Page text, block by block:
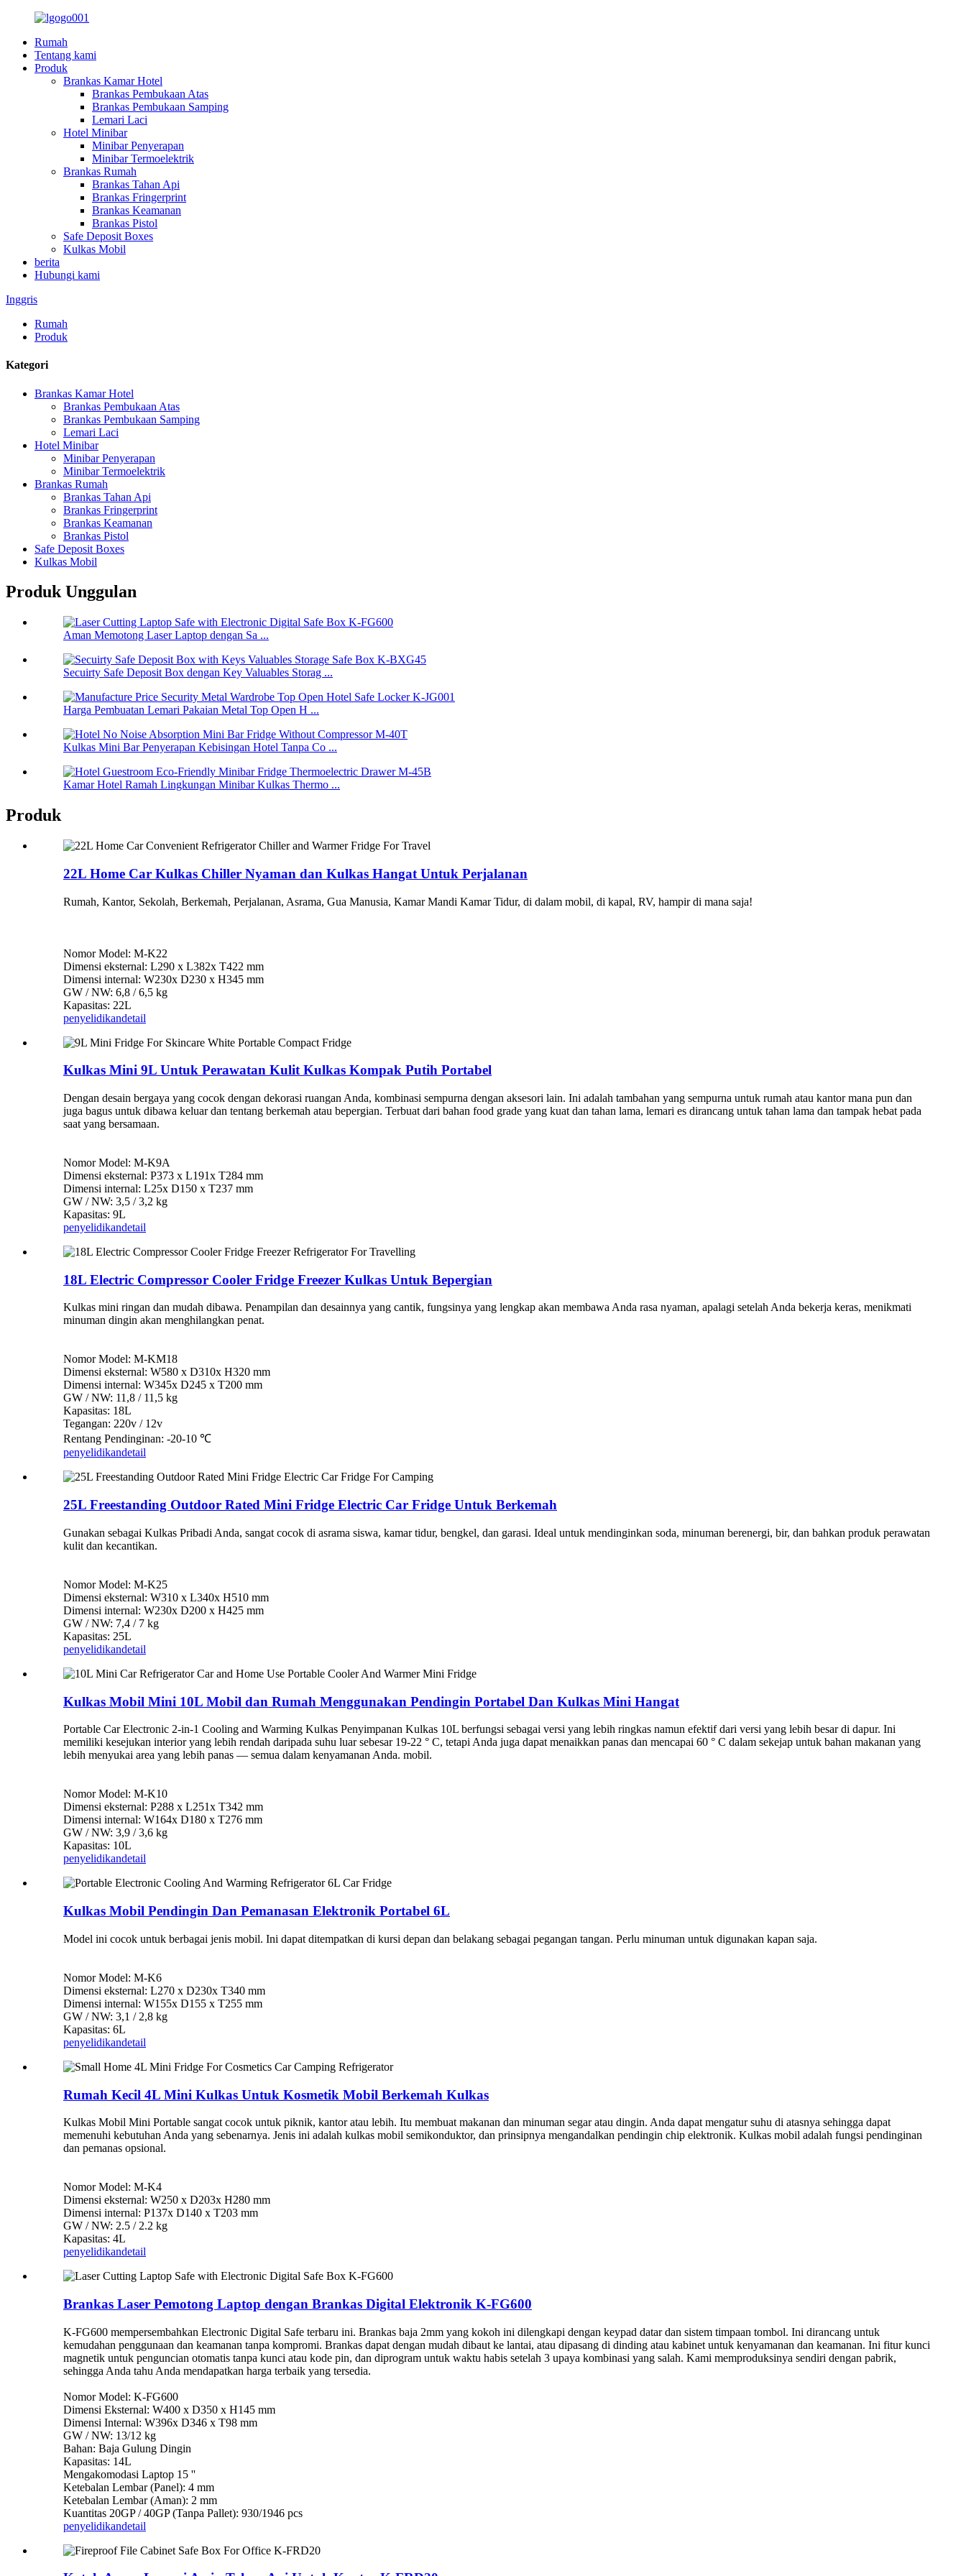
Rumah
Tentang kami
Produk
Brankas Kamar Hotel
Brankas Pembukaan Atas
Brankas Pembukaan Samping
Lemari Laci
Hotel Minibar
Minibar Penyerapan
Minibar Termoelektrik
Brankas Rumah
Brankas Tahan Api
Brankas Fringerprint
Brankas Keamanan
Brankas Pistol
Safe Deposit Boxes
Kulkas Mobil
berita
Hubungi kami
Inggris
Rumah
Produk
Kategori
Brankas Kamar Hotel
Brankas Pembukaan Atas
Brankas Pembukaan Samping
Lemari Laci
Hotel Minibar
Minibar Penyerapan
Minibar Termoelektrik
Brankas Rumah
Brankas Tahan Api
Brankas Fringerprint
Brankas Keamanan
Brankas Pistol
Safe Deposit Boxes
Kulkas Mobil
Produk Unggulan
Aman Memotong Laser Laptop dengan Sa ...
Secuirty Safe Deposit Box dengan Key Valuables Storag ...
Harga Pembuatan Lemari Pakaian Metal Top Open H ...
Kulkas Mini Bar Penyerapan Kebisingan Hotel Tanpa Co ...
Kamar Hotel Ramah Lingkungan Minibar Kulkas Thermo ...
Produk
22L Home Car Kulkas Chiller Nyaman dan Kulkas Hangat Untuk Perjalanan
Rumah, Kantor, Sekolah, Berkemah, Perjalanan, Asrama, Gua Manusia, Kamar Mandi Kamar Tidur, di dalam mobil, di kapal, RV, hampir di mana saja!
Nomor Model: M-K22
Dimensi eksternal: L290 x L382x T422 mm
Dimensi internal: W230x D230 x H345 mm
GW / NW: 6,8 / 6,5 kg
Kapasitas: 22L
penyelidikandetail
Kulkas Mini 9L Untuk Perawatan Kulit Kulkas Kompak Putih Portabel
Dengan desain bergaya yang cocok dengan dekorasi ruangan Anda, kombinasi sempurna dengan aksesori lain. Ini adalah tambahan yang sempurna untuk rumah atau kantor mana pun dan
juga bagus untuk dibawa keluar dan tentang berkemah atau bepergian. Terbuat dari bahan food grade yang kuat dan tahan lama, lemari es dirancang untuk tahan lama dan tampak hebat pada
saat yang bersamaan.
Nomor Model: M-K9A
Dimensi eksternal: P373 x L191x T284 mm
Dimensi internal: L25x D150 x T237 mm
GW / NW: 3,5 / 3,2 kg
Kapasitas: 9L
penyelidikandetail
18L Electric Compressor Cooler Fridge Freezer Kulkas Untuk Bepergian
Kulkas mini ringan dan mudah dibawa. Penampilan dan desainnya yang cantik, fungsinya yang lengkap akan membawa Anda rasa nyaman, apalagi setelah Anda bekerja keras, menikmati
minuman dingin akan menghilangkan penat.
Nomor Model: M-KM18
Dimensi eksternal: W580 x D310x H320 mm
Dimensi internal: W345x D245 x T200 mm
GW / NW: 11,8 / 11,5 kg
Kapasitas: 18L
Tegangan: 220v / 12v
Rentang Pendinginan: -20-10 ℃
penyelidikandetail
25L Freestanding Outdoor Rated Mini Fridge Electric Car Fridge Untuk Berkemah
Gunakan sebagai Kulkas Pribadi Anda, sangat cocok di asrama siswa, kamar tidur, bengkel, dan garasi. Ideal untuk mendinginkan soda, minuman berenergi, bir, dan bahkan produk perawatan
kulit dan kecantikan.
Nomor Model: M-K25
Dimensi eksternal: W310 x L340x H510 mm
Dimensi internal: W230x D200 x H425 mm
GW / NW: 7,4 / 7 kg
Kapasitas: 25L
penyelidikandetail
Kulkas Mobil Mini 10L Mobil dan Rumah Menggunakan Pendingin Portabel Dan Kulkas Mini Hangat
Portable Car Electronic 2-in-1 Cooling and Warming Kulkas Penyimpanan Kulkas 10L berfungsi sebagai versi yang lebih ringkas namun efektif dari versi yang lebih besar di dapur. Ini
memiliki kesejukan interior yang lebih rendah daripada suhu luar sebesar 19-22 ° C, tetapi Anda juga dapat menaikkan panas dan mencapai 60 ° C dalam sekejap untuk bahan makanan yang
lebih menyukai area yang lebih panas — semua dalam kenyamanan Anda. mobil.
Nomor Model: M-K10
Dimensi eksternal: P288 x L251x T342 mm
Dimensi internal: W164x D180 x T276 mm
GW / NW: 3,9 / 3,6 kg
Kapasitas: 10L
penyelidikandetail
Kulkas Mobil Pendingin Dan Pemanasan Elektronik Portabel 6L
Model ini cocok untuk berbagai jenis mobil. Ini dapat ditempatkan di kursi depan dan belakang sebagai pegangan tangan. Perlu minuman untuk digunakan kapan saja.
Nomor Model: M-K6
Dimensi eksternal: L270 x D230x T340 mm
Dimensi internal: W155x D155 x T255 mm
GW / NW: 3,1 / 2,8 kg
Kapasitas: 6L
penyelidikandetail
Rumah Kecil 4L Mini Kulkas Untuk Kosmetik Mobil Berkemah Kulkas
Kulkas Mobil Mini Portable sangat cocok untuk piknik, kantor atau lebih. Itu membuat makanan dan minuman segar atau dingin. Anda dapat mengatur suhu di atasnya sehingga dapat
memenuhi kebutuhan Anda yang sebenarnya. Jenis ini adalah kulkas mobil semikonduktor, dan prinsipnya mengandalkan pendingin chip elektronik. Kulkas mobil adalah fungsi pendinginan
dan pemanas opsional.
Nomor Model: M-K4
Dimensi eksternal: W250 x D203x H280 mm
Dimensi internal: P137x D140 x T203 mm
GW / NW: 2.5 / 2.2 kg
Kapasitas: 4L
penyelidikandetail
Brankas Laser Pemotong Laptop dengan Brankas Digital Elektronik K-FG600
K-FG600 mempersembahkan Electronic Digital Safe terbaru ini. Brankas baja 2mm yang kokoh ini dilengkapi dengan keypad datar dan sistem timpaan tombol. Ini dirancang untuk
kemudahan penggunaan dan keamanan tanpa kompromi. Brankas dapat dengan mudah dibaut ke lantai, atau dipasang di dinding atau kabinet untuk kenyamanan dan keamanan. Ini fitur kunci
magnetik untuk penguncian otomatis tanpa kunci atau kode pin, dan diprogram untuk waktu habis setelah 3 upaya kombinasi yang salah. Kami memproduksinya sendiri dengan pabrik,
sehingga Anda tahu Anda mendapatkan harga terbaik yang tersedia.
Nomor Model: K-FG600
Dimensi Eksternal: W400 x D350 x H145 mm
Dimensi Internal: W396x D346 x T98 mm
GW / NW: 13/12 kg
Bahan: Baja Gulung Dingin
Kapasitas: 14L
Mengakomodasi Laptop 15 ''
Ketebalan Lembar (Panel): 4 mm
Ketebalan Lembar (Aman): 2 mm
Kuantitas 20GP / 40GP (Tanpa Pallet): 930/1946 pcs
penyelidikandetail